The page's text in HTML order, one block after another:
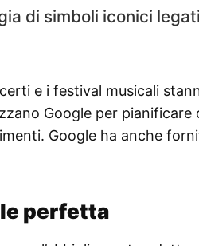
di simboli iconici
e i festival musicali
Google per pianificare
Google ha anche
perfetta